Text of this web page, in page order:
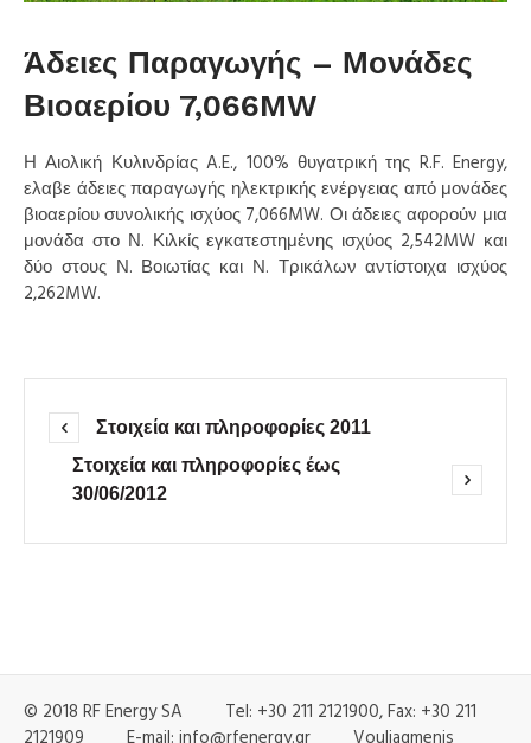
Άδειες Παραγωγής – Μονάδες
Βιοαερίου 7,066MW
Η Αιολική Κυλινδρίας A.E., 100% θυγατρική της R.F. Energy,
ελαβε άδειες παραγωγής ηλεκτρικής ενέργειας από μονάδες
βιοαερίου συνολικής ισχύος 7,066MW. Οι άδειες αφορούν μια
μονάδα στο Ν. Κιλκίς εγκατεστημένης ισχύος 2,542MW και
δύο στους Ν. Βοιωτίας και Ν. Τρικάλων αντίστοιχα ισχύος
2,262MW.
Στοιχεία και πληροφορίες 2011
Στοιχεία και πληροφορίες έως
30/06/2012
© 2018 RF Energy SA Tel: +30 211 2121900, Fax: +30 211